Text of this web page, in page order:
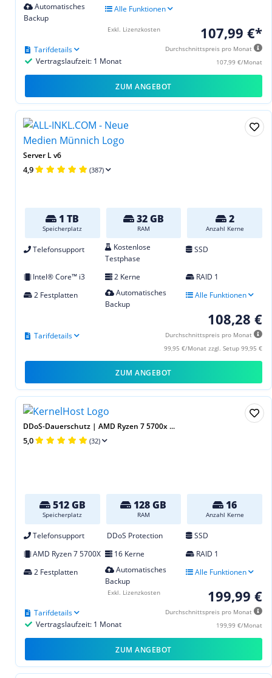
Automatisches
Backup
Alle Funktionen
107,99 €*
Durchschnittspreis pro Monat
107,99 €/Monat
Vertragslaufzeit: 1 Monat
Tarifdetails
Exkl. Lizenzkosten
ZUM ANGEBOT
Server L v6
4,9 (387)
1 TB
Speicherplatz
32 GB
RAM
2
Anzahl Kerne
Telefonsupport
Kostenlose
Testphase
SSD
Intel® Core™ i3 2 Kerne
RAID 1
2 Festplatten
Automatisches
Backup
Alle Funktionen
108,28 €
Durchschnittspreis pro Monat
99,95 €/Monat zzgl. Setup 99,95 €
Tarifdetails
ZUM ANGEBOT
DDoS-Dauerschutz | AMD Ryzen 7 5700x ...
5,0 (32)
512 GB
Speicherplatz
128 GB
RAM
16
Anzahl Kerne
Telefonsupport DDoS Protection
SSD
AMD Ryzen 7 5700X
16 Kerne
RAID 1
2 Festplatten
Automatisches
Backup
Alle Funktionen
199,99 €
Durchschnittspreis pro Monat
199,99 €/Monat
Vertragslaufzeit: 1 Monat
Tarifdetails
Exkl. Lizenzkosten
ZUM ANGEBOT